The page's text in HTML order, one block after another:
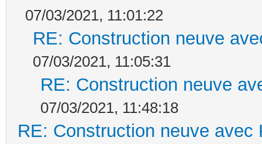
07/03/2021, 11:01:22
RE: Construction neuve
07/03/2021, 11:05:31
RE: Construction neuve
07/03/2021, 11:48:18
RE: Construction neuve avec